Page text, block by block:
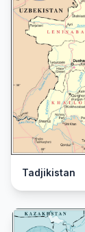
Tadjikistan